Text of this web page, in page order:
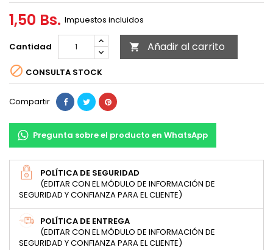
1,50 Bs. Impuestos incluidos
Cantidad  Añadir al carrito
 CONSULTA STOCK
Compartir
Pregunta sobre el producto en WhatsApp
POLÍTICA DE SEGURIDAD
(EDITAR CON EL MÓDULO DE INFORMACIÓN DE
SEGURIDAD Y CONFIANZA PARA EL CLIENTE)
POLÍTICA DE ENTREGA
(EDITAR CON EL MÓDULO DE INFORMACIÓN DE
SEGURIDAD Y CONFIANZA PARA EL CLIENTE)